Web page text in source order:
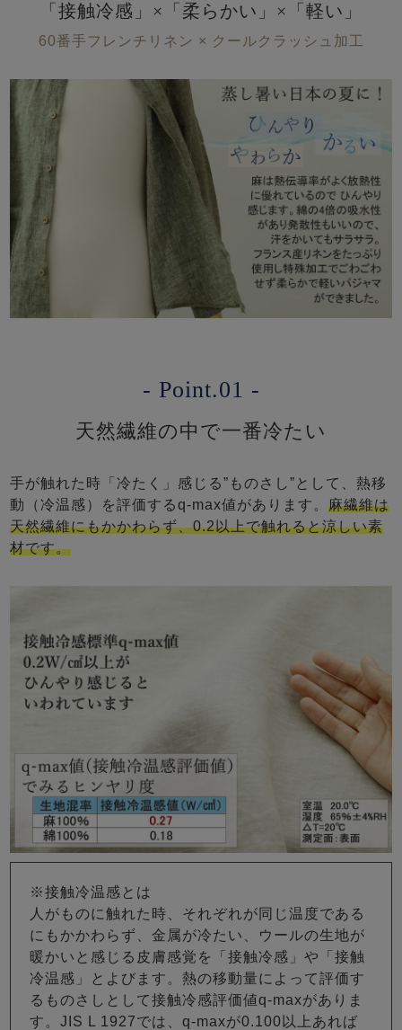
「接触冷感」×「柔らかい」×「軽い」
60番手フレンチリネン × クールクラッシュ加工
- Point.01 -
天然繊維の中で一番冷たい
手が触れた時「冷たく」感じる”ものさし”として、熱移
動（冷温感）を評価するq-max値があります。麻繊維は
天然繊維にもかかわらず、0.2以上で触れると涼しい素
材です。
※接触冷温感とは
人がものに触れた時、それぞれが同じ温度である
にもかかわらず、金属が冷たい、ウールの生地が
暖かいと感じる皮膚感覚を「接触冷感」や「接触
冷温感」とよびます。熱の移動量によって評価す
るものさしとして接触冷感評価値q-maxがありま
す。JIS L 1927では、q-maxが0.100以上あれば